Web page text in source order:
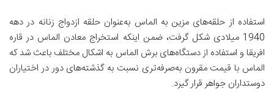
استفاده از حلقه‌های مزین به الماس به‌عنوان حلقه ازدواج زنانه در دهه
1940 میلادی شکل گرفت، ضمن اینکه استخراج معادن الماس در قاره
افریقا و استفاده از دستگاه‌های برش الماس به اشکال مختلف باعث شد که
الماس با قیمت مقرون به‌صرفه‌تری نسبت به گذشته‌های دور در اختیاران
دوستداران جواهر قرار گیرد.